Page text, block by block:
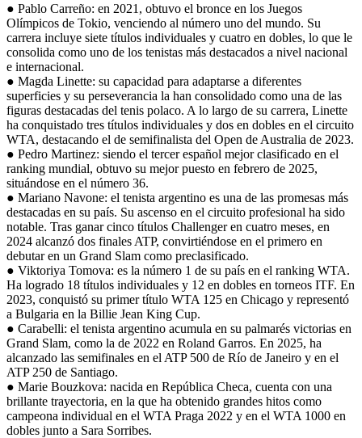
● Pablo Carreño: en 2021, obtuvo el bronce en los Juegos
Olímpicos de Tokio, venciendo al número uno del mundo. Su
carrera incluye siete títulos individuales y cuatro en dobles, lo que le
consolida como uno de los tenistas más destacados a nivel nacional
e internacional.
● Magda Linette: su capacidad para adaptarse a diferentes
superficies y su perseverancia la han consolidado como una de las
figuras destacadas del tenis polaco. A lo largo de su carrera, Linette
ha conquistado tres títulos individuales y dos en dobles en el circuito
WTA, destacando el de semifinalista del Open de Australia de 2023.
● Pedro Martinez: siendo el tercer español mejor clasificado en el
ranking mundial, obtuvo su mejor puesto en febrero de 2025,
situándose en el número 36.
● Mariano Navone: el tenista argentino es una de las promesas más
destacadas en su país. Su ascenso en el circuito profesional ha sido
notable. Tras ganar cinco títulos Challenger en cuatro meses, en
2024 alcanzó dos finales ATP, convirtiéndose en el primero en
debutar en un Grand Slam como preclasificado.
● Viktoriya Tomova: es la número 1 de su país en el ranking WTA.
Ha logrado 18 títulos individuales y 12 en dobles en torneos ITF. En
2023, conquistó su primer título WTA 125 en Chicago y representó
a Bulgaria en la Billie Jean King Cup.
● Carabelli: el tenista argentino acumula en su palmarés victorias en
Grand Slam, como la de 2022 en Roland Garros. En 2025, ha
alcanzado las semifinales en el ATP 500 de Río de Janeiro y en el
ATP 250 de Santiago.
● Marie Bouzkova: nacida en República Checa, cuenta con una
brillante trayectoria, en la que ha obtenido grandes hitos como
campeona individual en el WTA Praga 2022 y en el WTA 1000 en
dobles junto a Sara Sorribes.